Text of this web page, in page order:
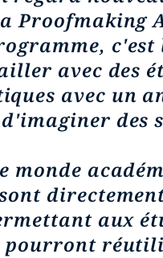
Proofmaking
avec des
avec un
des
monde
aux
pourront